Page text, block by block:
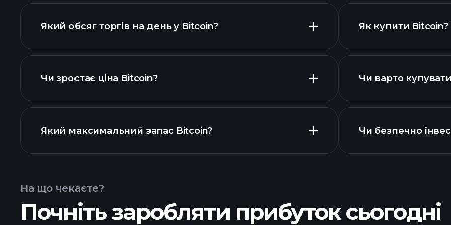
Який обсяг торгів на день у Bitcoin?
Чи зростає ціна Bitcoin?
графіку Bitcoin
Який максимальний запас Bitcoin?
Як купити Bitcoin?
Tournaments
Чи варто
мільярдерів
Чи безпечно
На що чекаєте?
Почніть заробляти прибуток сьогодні